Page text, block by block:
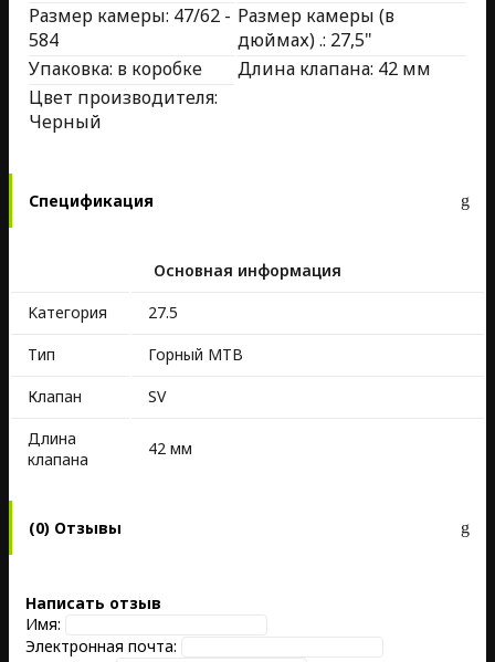
Размер камеры: 47/62 -
584
Размер камеры (в
дюймах) .: 27,5"
Упаковка: в коробке
Длина клапана: 42 мм
Цвет производителя:
Черный
Спецификация
Основная информация
Kатегория
27.5
Тип
Горный MTB
Клапан
SV
Длина
клапана
42 мм
(0) Отзывы
Написать отзыв
Имя:
Электронная почта: